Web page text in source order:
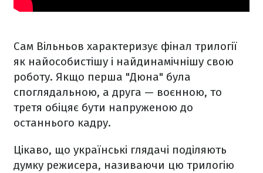
Сам Вільньов характеризує фінал трилогії
як найособистішу і найдинамічнішу свою
роботу. Якщо перша "Дюна" була
споглядальною, а друга — воєнною, то
третя обіцяє бути напруженою до
останнього кадру.
Цікаво, що українські глядачі поділяють
думку режисера, називаючи цю трилогію